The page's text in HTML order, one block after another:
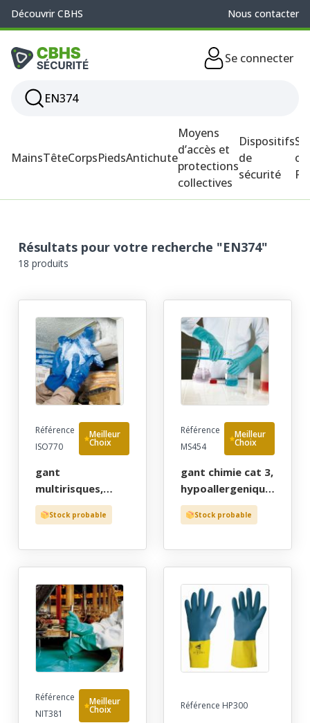
Découvrir CBHS Nous contacter
Se connecter
MainsTêteCorpsPiedsAntichute
Moyens
d’accès et
protections
collectives
Dispositifs
de
sécurité
Résultats pour votre recherche "EN374"
18 produits
Référence
ISO770
Meilleur
Choix
gant
multirisques,
froid -30°c chimie
cat 3, pvc souple
, long 30 cm, t9 a
10 - gants de
protection par
cher!
Stock probable
Référence
MS454
Meilleur
Choix
gant chimie cat 3,
hypoallergenique,
laboratoire,
nettoyage.
turqoise, flocke,
gaufree, long 31
cm, t8 a 10 -
gants de
protection par
cher!
Stock probable
Référence
NIT381
Meilleur
Choix Référence HP300